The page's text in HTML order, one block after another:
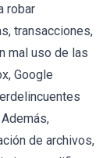
robar
transacciones,
mal uso de las
Google
de archivos,